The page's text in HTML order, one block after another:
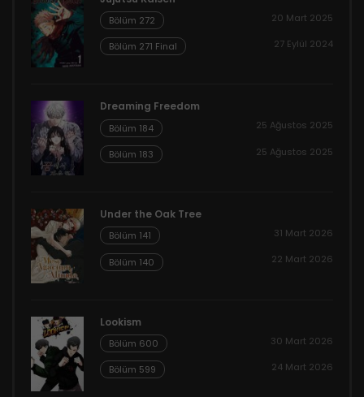
Bölüm 272 20 Mart 2025
Bölüm 271 Final 27 Eylül 2024
Dreaming Freedom
Bölüm 184 25 Ağustos 2025
Bölüm 183 25 Ağustos 2025
Under the Oak Tree
Bölüm 141 31 Mart 2026
Bölüm 140 22 Mart 2026
Lookism
Bölüm 600 30 Mart 2026
Bölüm 599 24 Mart 2026